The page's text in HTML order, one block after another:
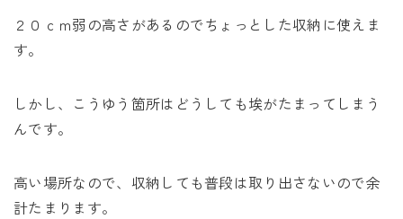
２０ｃｍ弱の高さがあるのでちょっとした収納に使えま
す。
しかし、こうゆう箇所はどうしても埃がたまってしまう
んです。
高い場所なので、収納しても普段は取り出さないので余
計たまります。